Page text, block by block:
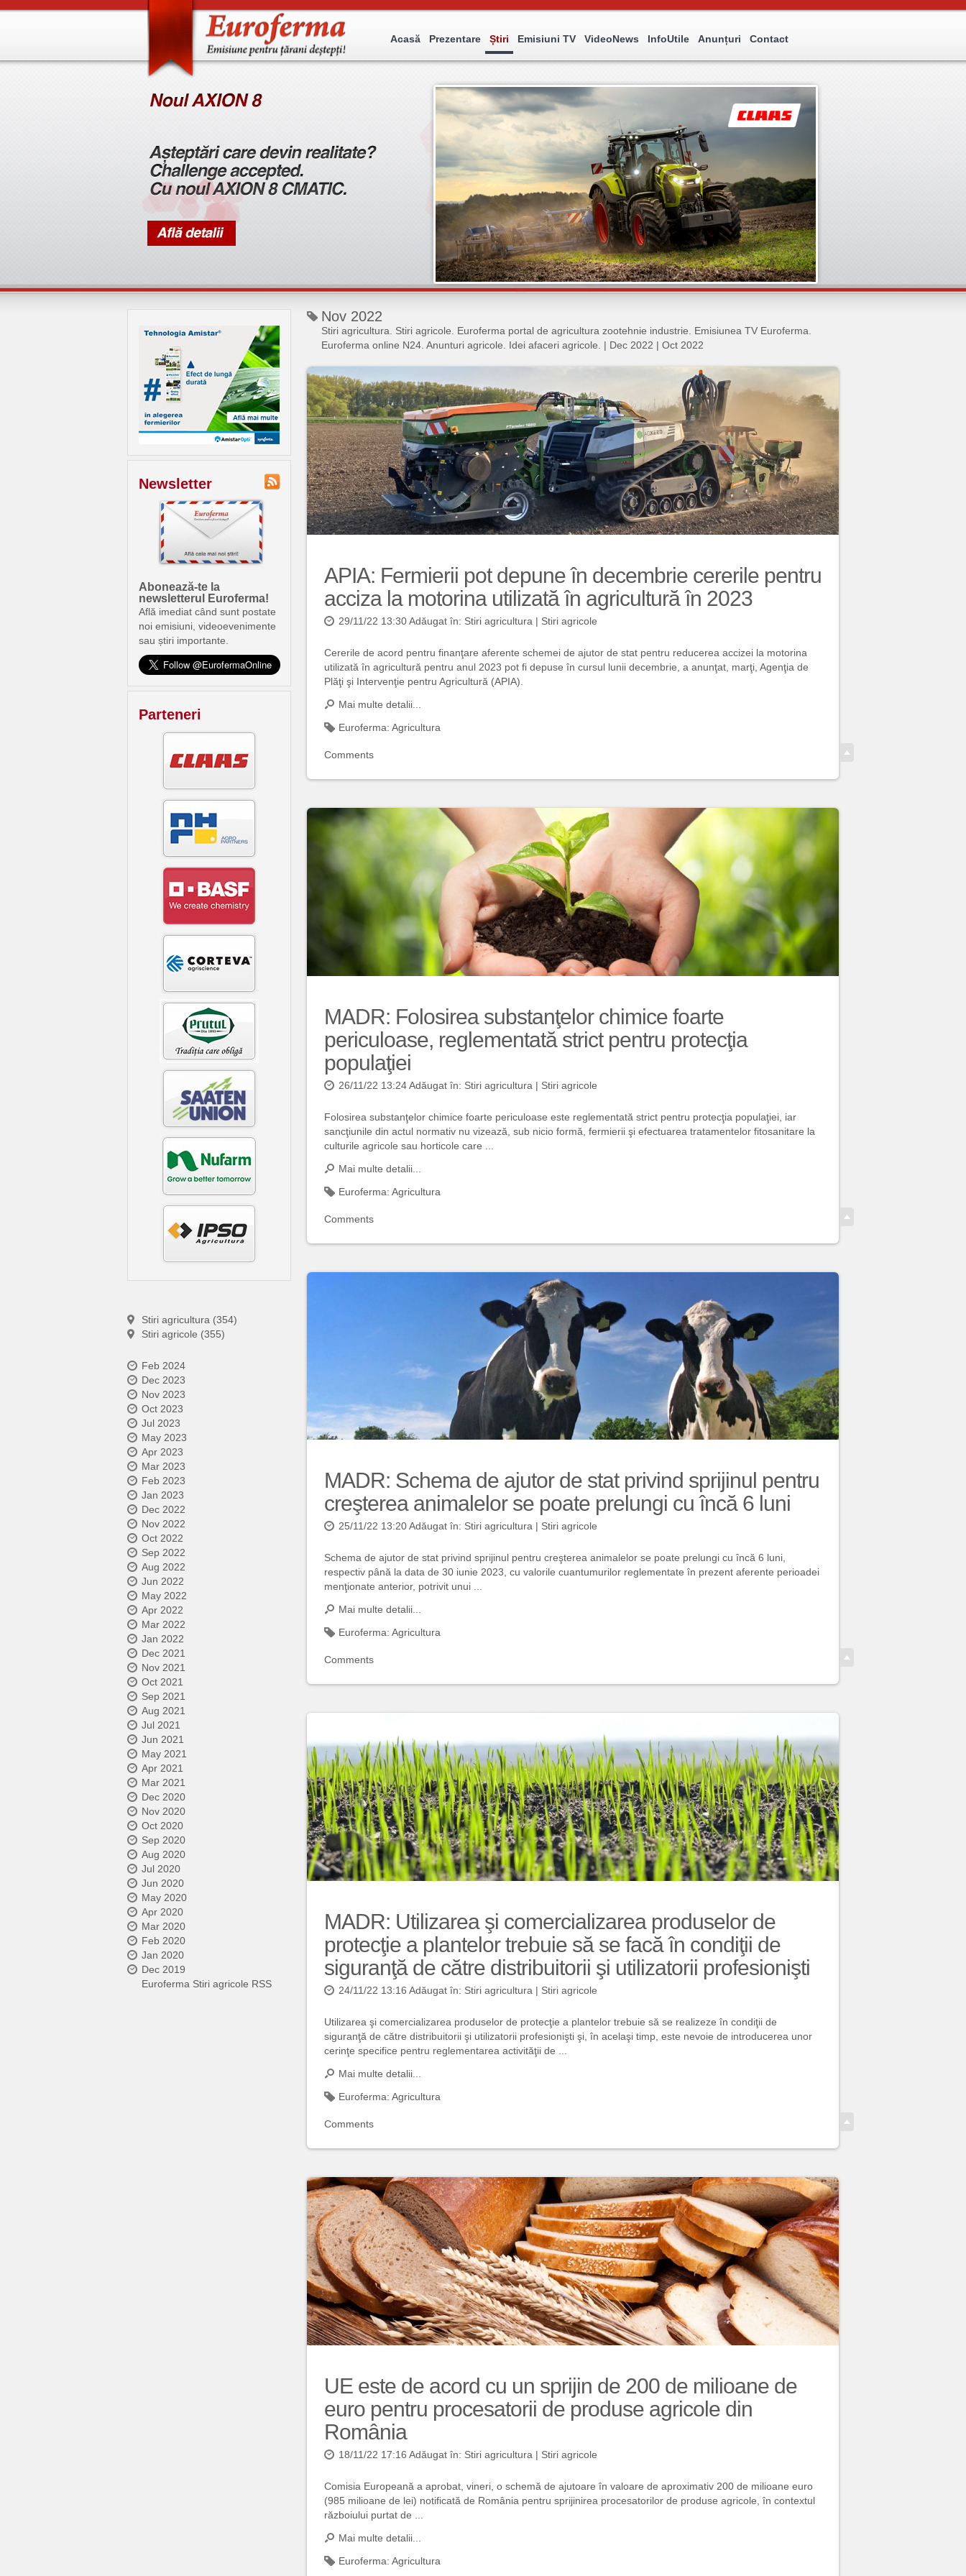
Acasă Prezentare Știri Emisiuni TV VideoNews InfoUtile Anunțuri Contact
Newsletter
Abonează-te la
newsletterul Euroferma!
Află imediat când sunt postate
noi emisiuni, videoevenimente
sau știri importante.
Parteneri
Stiri agricultura (354)
Stiri agricole (355)
Feb 2024
Dec 2023
Nov 2023
Oct 2023
Jul 2023
May 2023
Apr 2023
Mar 2023
Feb 2023
Jan 2023
Dec 2022
Nov 2022
Oct 2022
Sep 2022
Aug 2022
Jun 2022
May 2022
Apr 2022
Mar 2022
Jan 2022
Dec 2021
Nov 2021
Oct 2021
Sep 2021
Aug 2021
Jul 2021
Jun 2021
May 2021
Apr 2021
Mar 2021
Dec 2020
Nov 2020
Oct 2020
Sep 2020
Aug 2020
Jul 2020
Jun 2020
May 2020
Apr 2020
Mar 2020
Feb 2020
Jan 2020
Dec 2019
Euroferma Stiri agricole RSS
Nov 2022
Stiri agricultura. Stiri agricole. Euroferma portal de agricultura zootehnie industrie. Emisiunea TV Euroferma.
Euroferma online N24. Anunturi agricole. Idei afaceri agricole.
| Dec 2022 | Oct 2022
APIA: Fermierii pot depune în decembrie cererile pentru
acciza la motorina utilizată în agricultură în 2023
29/11/22 13:30 Adăugat în: Stiri agricultura | Stiri agricole
Cererile de acord pentru finanţare aferente schemei de ajutor de stat pentru reducerea accizei la motorina
utilizată în agricultură pentru anul 2023 pot fi depuse în cursul lunii decembrie, a anunţat, marţi, Agenţia de
Plăţi şi Intervenţie pentru Agricultură (APIA).
Mai multe detalii...
Euroferma: Agricultura
Comments
MADR: Folosirea substanţelor chimice foarte
periculoase, reglementată strict pentru protecţia
populaţiei
26/11/22 13:24 Adăugat în: Stiri agricultura | Stiri agricole
Folosirea substanţelor chimice foarte periculoase este reglementată strict pentru protecţia populaţiei, iar
sancţiunile din actul normativ nu vizează, sub nicio formă, fermierii şi efectuarea tratamentelor fitosanitare la
culturile agricole sau horticole care ...
Mai multe detalii...
Euroferma: Agricultura
Comments
MADR: Schema de ajutor de stat privind sprijinul pentru
creşterea animalelor se poate prelungi cu încă 6 luni
25/11/22 13:20 Adăugat în: Stiri agricultura | Stiri agricole
Schema de ajutor de stat privind sprijinul pentru creşterea animalelor se poate prelungi cu încă 6 luni,
respectiv până la data de 30 iunie 2023, cu valorile cuantumurilor reglementate în prezent aferente perioadei
menţionate anterior, potrivit unui ...
Mai multe detalii...
Euroferma: Agricultura
Comments
MADR: Utilizarea şi comercializarea produselor de
protecţie a plantelor trebuie să se facă în condiţii de
siguranţă de către distribuitorii şi utilizatorii profesionişti
24/11/22 13:16 Adăugat în: Stiri agricultura | Stiri agricole
Utilizarea şi comercializarea produselor de protecţie a plantelor trebuie să se realizeze în condiţii de
siguranţă de către distribuitorii şi utilizatorii profesionişti şi, în acelaşi timp, este nevoie de introducerea unor
cerinţe specifice pentru reglementarea activităţii de ...
Mai multe detalii...
Euroferma: Agricultura
Comments
UE este de acord cu un sprijin de 200 de milioane de
euro pentru procesatorii de produse agricole din
România
18/11/22 17:16 Adăugat în: Stiri agricultura | Stiri agricole
Comisia Europeană a aprobat, vineri, o schemă de ajutoare în valoare de aproximativ 200 de milioane euro
(985 milioane de lei) notificată de România pentru sprijinirea procesatorilor de produse agricole, în contextul
războiului purtat de ...
Mai multe detalii...
Euroferma: Agricultura